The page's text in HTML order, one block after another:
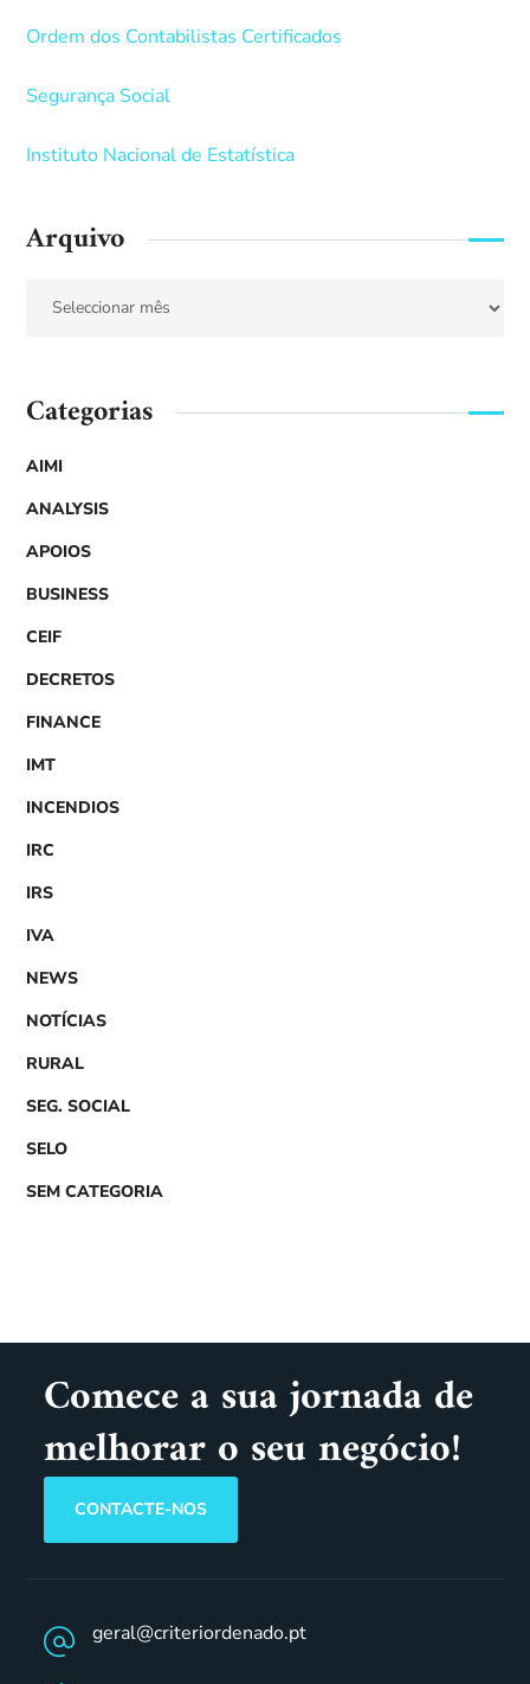
Ordem dos Contabilistas Certificados
Segurança Social
Instituto Nacional de Estatística
Arquivo
Categorias
AIMI
ANALYSIS
APOIOS
BUSINESS
CEIF
DECRETOS
FINANCE
IMT
INCENDIOS
IRC
IRS
IVA
NEWS
NOTÍCIAS
RURAL
SEG. SOCIAL
SELO
SEM CATEGORIA
Comece a sua jornada de
melhorar o seu negócio!
CONTACTE-NOS
geral@criteriordenado.pt